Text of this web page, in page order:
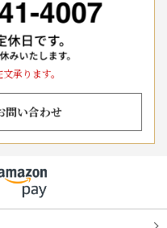
承ります。
問い合わせ